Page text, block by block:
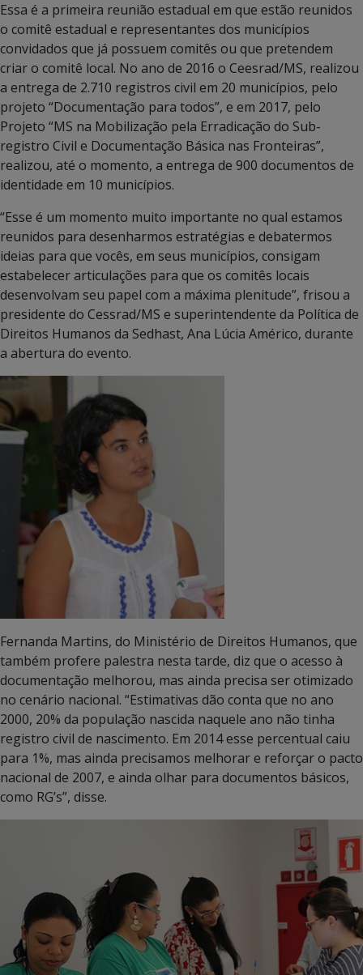
Essa é a primeira reunião estadual em que estão reunidos
o comitê estadual e representantes dos municípios
convidados que já possuem comitês ou que pretendem
criar o comitê local. No ano de 2016 o Ceesrad/MS, realizou
a entrega de 2.710 registros civil em 20 municípios, pelo
projeto “Documentação para todos”, e em 2017, pelo
Projeto “MS na Mobilização pela Erradicação do Sub-
registro Civil e Documentação Básica nas Fronteiras”,
realizou, até o momento, a entrega de 900 documentos de
identidade em 10 municípios.
“Esse é um momento muito importante no qual estamos
reunidos para desenharmos estratégias e debatermos
ideias para que vocês, em seus municípios, consigam
estabelecer articulações para que os comitês locais
desenvolvam seu papel com a máxima plenitude”, frisou a
presidente do Cessrad/MS e superintendente da Política de
Direitos Humanos da Sedhast, Ana Lúcia Américo, durante
a abertura do evento.
Fernanda Martins, do Ministério de Direitos Humanos, que
também profere palestra nesta tarde, diz que o acesso à
documentação melhorou, mas ainda precisa ser otimizado
no cenário nacional. “Estimativas dão conta que no ano
2000, 20% da população nascida naquele ano não tinha
registro civil de nascimento. Em 2014 esse percentual caiu
para 1%, mas ainda precisamos melhorar e reforçar o pacto
nacional de 2007, e ainda olhar para documentos básicos,
como RG’s”, disse.